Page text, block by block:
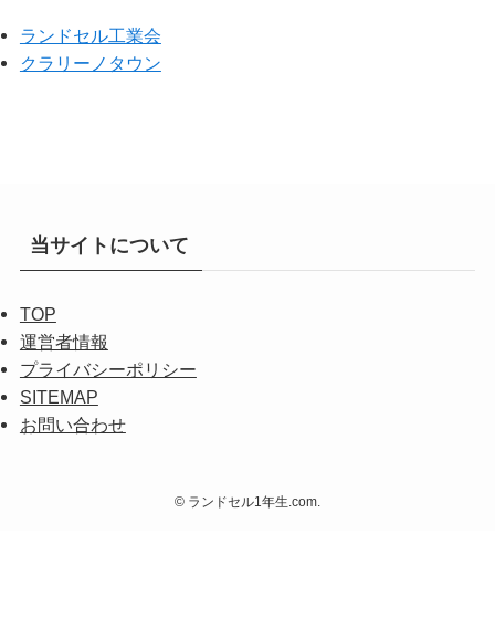
ランドセル工業会
クラリーノタウン
当サイトについて
TOP
運営者情報
プライバシーポリシー
SITEMAP
お問い合わせ
© ランドセル1年生.com.